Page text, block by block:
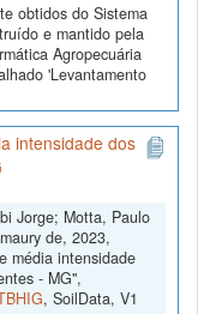
obtidos do Sistema
e mantido pela
Agropecuária
'Levantamento
intensidade dos
Jorge; Motta, Paulo
de, 2023,
média intensidade
- MG",
, SoilData, V1